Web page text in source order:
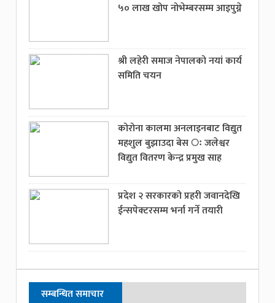
५० लाख खोप नोभेम्बरसम्म आइपुग्ने
श्री लहेरी समाज नेपालको नयां कार्य
समिति चयन
कोरोना कालमा अनलाइनबाट विद्युत
महशुल बुझाउदा बेस ः जलेश्वर
विद्युत वितरण केन्द्र प्रमुख साह
प्रदेश २ सरकारको प्रहरी जवानदेखि
ईन्सपेक्टरसम्म भर्ना गर्ने तयारी
सम्बन्धित समाचार